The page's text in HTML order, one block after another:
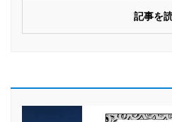
記事を